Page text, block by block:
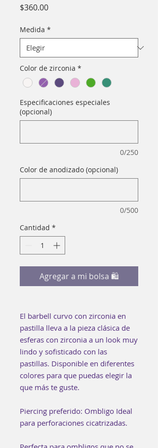
$360.00Precio
Medida *
Color de zirconia *
Especificaciones especiales
(opcional)
0/250
Color de anodizado (opcional)
0/500
Cantidad *
Agregar a mi bolsa 🛍
El barbell curvo con zirconia en
pastilla lleva a la pieza clásica de
esferas con zirconia a un look muy
lindo y sofisticado con las
pastillas. Disponible en diferentes
colores para que puedas elegir la
que más te guste.
Piercing preferido: Ombligo Ideal
para perforaciones cicatrizadas.